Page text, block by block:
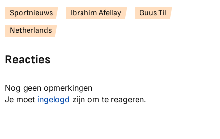
Sportnieuws Ibrahim Afellay
Guus Til
Netherlands
Reacties
Nog geen opmerkingen
Je moet ingelogd zijn om te reageren.